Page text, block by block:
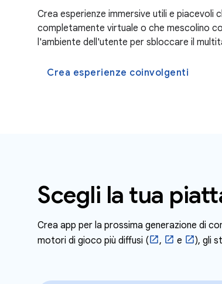
Crea esperienze immersive utili e piacevoli
completamente virtuale o che mescolino
l'ambiente dell'utente per sbloccare il
Crea esperienze coinvolgenti
Scegli la tua
Crea app per la prossima generazione di
motori di gioco più diffusi (
, e ), gli